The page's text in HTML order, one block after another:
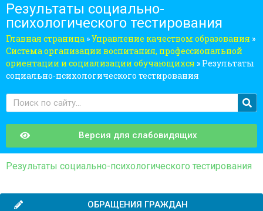
Результаты социально-
психологического тестирования
Главная страница »Управление качеством образования »
Система организации воспитания, профессиональной
ориентации и социализации обучающихся » Результаты
социально-психологического тестирования
Версия для слабовидящих
Результаты социально-психологического тестирования
ОБРАЩЕНИЯ ГРАЖДАН